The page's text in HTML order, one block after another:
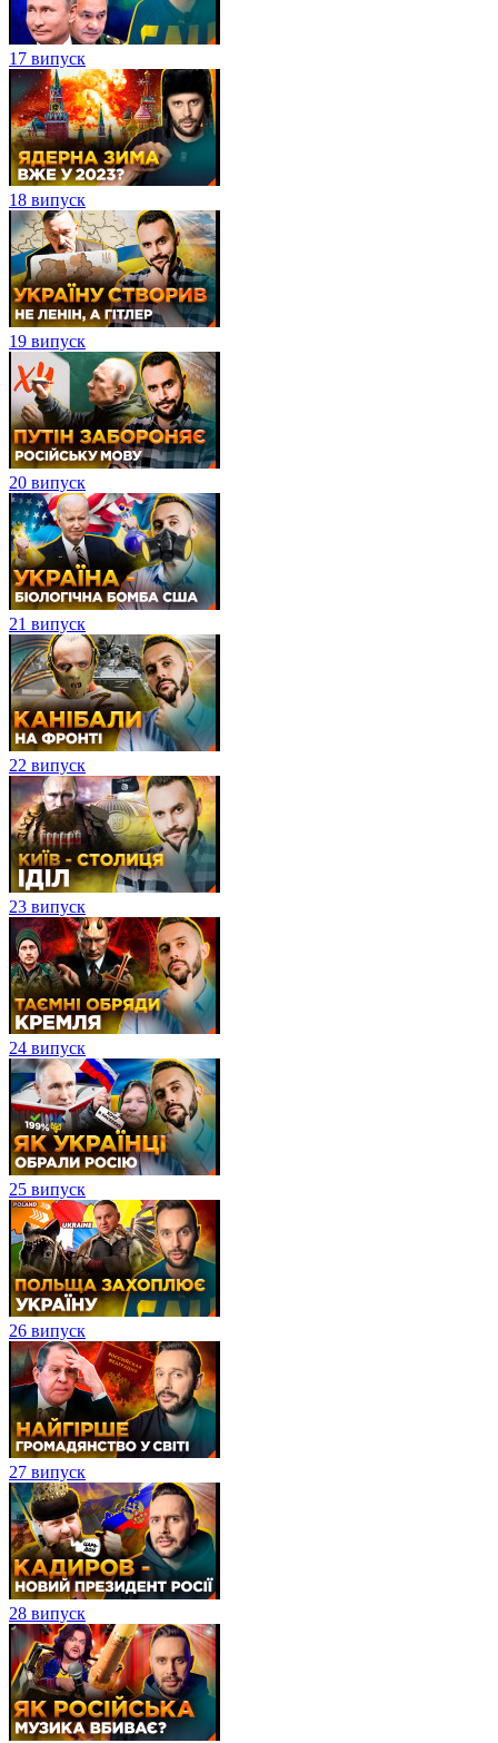
17 випуск
18 випуск
19 випуск
20 випуск
21 випуск
22 випуск
23 випуск
24 випуск
25 випуск
26 випуск
27 випуск
28 випуск